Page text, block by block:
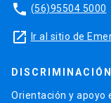
phone (56)95504 5000
launch Ir al sitio de
Orientación y apoyo